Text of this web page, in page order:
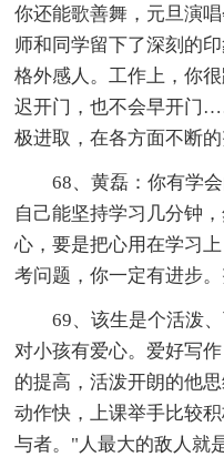
你还能歌善舞，元旦演
师和同学留下了深刻的
格外感人。工作上，你
迟开门，也不会早开门
极进取，在各方面不断的
68、黄磊：你有学
自己能坚持学习几分钟
心，要是把心用在学习
考问题，你一定有进步
69、该生是个活泼
对小孩有爱心。爱好写
的提高，活泼开朗的他
动作快，上课举手比较
与者。"人最大的敌人就